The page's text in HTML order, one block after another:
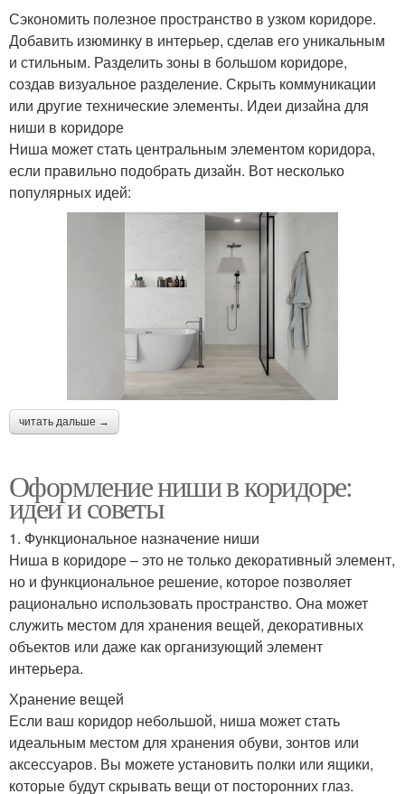
Сэкономить полезное пространство в узком коридоре.
Добавить изюминку в интерьер, сделав его уникальным
и стильным. Разделить зоны в большом коридоре,
создав визуальное разделение. Скрыть коммуникации
или другие технические элементы. Идеи дизайна для
ниши в коридоре
Ниша может стать центральным элементом коридора,
если правильно подобрать дизайн. Вот несколько
популярных идей:
читать дальше →
Оформление ниши в коридоре:
идеи и советы
1. Функциональное назначение ниши
Ниша в коридоре – это не только декоративный элемент,
но и функциональное решение, которое позволяет
рационально использовать пространство. Она может
служить местом для хранения вещей, декоративных
объектов или даже как организующий элемент
интерьера.
Хранение вещей
Если ваш коридор небольшой, ниша может стать
идеальным местом для хранения обуви, зонтов или
аксессуаров. Вы можете установить полки или ящики,
которые будут скрывать вещи от посторонних глаз.